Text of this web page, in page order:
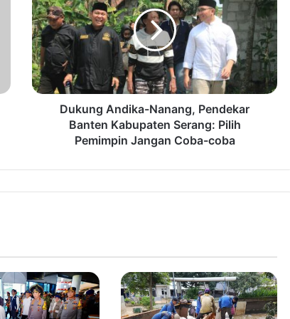
k
u
n
g
A
n
d
N
,
P
e
n
Dukung Andika-Nanang, Pendekar
Banten Kabupaten Serang: Pilih
Pemimpin Jangan Coba-coba